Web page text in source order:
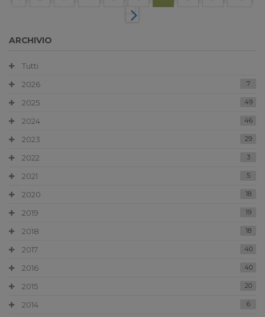
ARCHIVIO
Tutti
2026
7
2025 49
2024 46
2023 29
2022 3
2021 5
2020 18
2019 19
2018 18
2017 40
2016 40
2015 20
2014 6